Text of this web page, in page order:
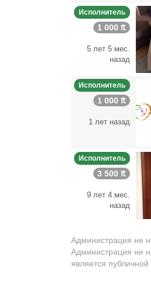
Исполнитель
1 000 ₶
5 лет 5 мес.
назад
Исполнитель
1 000 ₶
1 лет назад
Исполнитель
3 500 ₶
9 лет 4 мес.
назад
Администрация не
Администрация не
является